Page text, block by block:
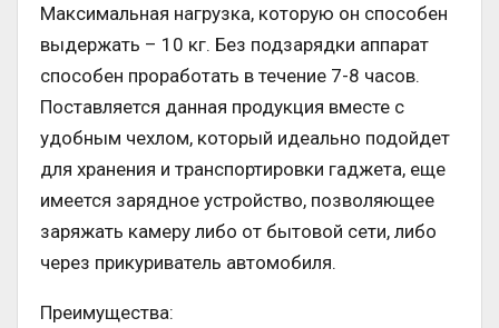
Максимальная нагрузка, которую он способен
выдержать – 10 кг. Без подзарядки аппарат
способен проработать в течение 7-8 часов.
Поставляется данная продукция вместе с
удобным чехлом, который идеально подойдет
для хранения и транспортировки гаджета, еще
имеется зарядное устройство, позволяющее
заряжать камеру либо от бытовой сети, либо
через прикуриватель автомобиля.
Преимущества: